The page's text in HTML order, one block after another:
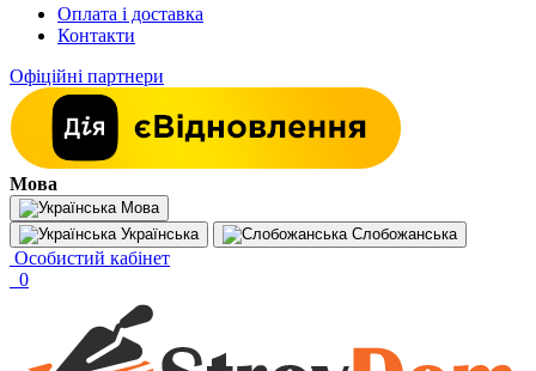
Оплата і доставка
Контакти
Офіційні партнери
Мова
Мова
Українська
Слобожанська
Особистий кабінет
0